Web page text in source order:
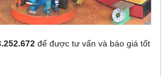
để được tư vấn và báo giá tốt